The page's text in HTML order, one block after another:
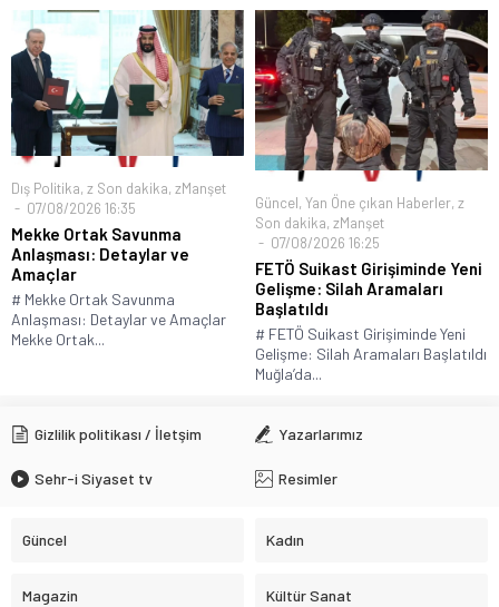
Dış Politika, z Son dakika, zManşet
07/08/2026 16:35
Mekke Ortak Savunma
Anlaşması: Detaylar ve
Amaçlar
# Mekke Ortak Savunma
Anlaşması: Detaylar ve Amaçlar
Mekke Ortak...
Güncel, Yan Öne çıkan Haberler, z
Son dakika, zManşet
07/08/2026 16:25
FETÖ Suikast Girişiminde Yeni
Gelişme: Silah Aramaları
Başlatıldı
# FETÖ Suikast Girişiminde Yeni
Gelişme: Silah Aramaları Başlatıldı
Muğla’da...
Gizlilik politikası / İletşim Yazarlarımız
Sehr-i Siyaset tv Resimler
Güncel Kadın
Magazin Kültür Sanat